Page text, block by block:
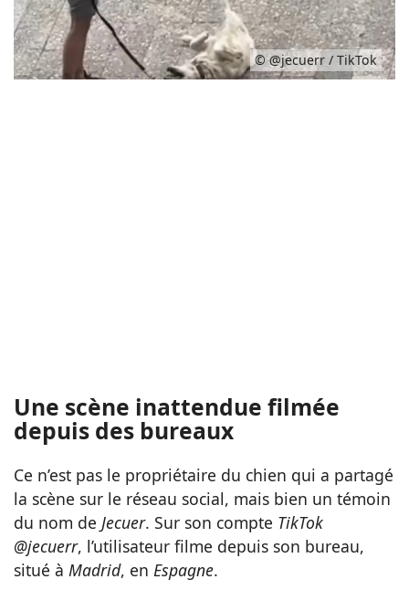
© @jecuerr / TikTok
Une scène inattendue filmée
depuis des bureaux
Ce n’est pas le propriétaire du chien qui a partagé
la scène sur le réseau social, mais bien un témoin
du nom de Jecuer. Sur son compte TikTok
@jecuerr, l’utilisateur filme depuis son bureau,
situé à Madrid, en Espagne.